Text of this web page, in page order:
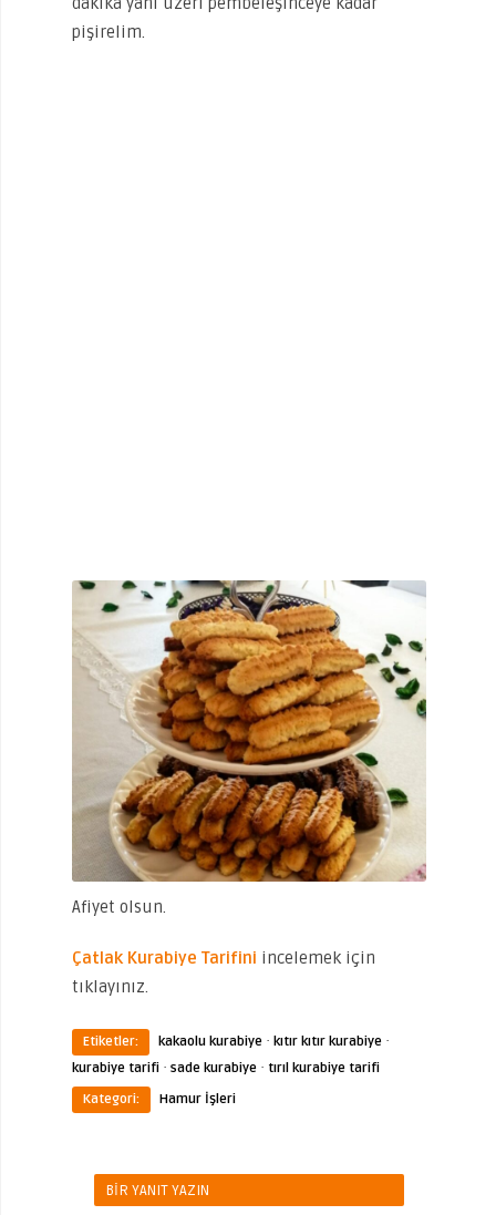
pişirelim.
Afiyet olsun.
Çatlak Kurabiye Tarifini incelemek için
tıklayınız.
Etiketler: kakaolu kurabiye · kıtır kıtır kurabiye ·
kurabiye tarifi · sade kurabiye · tırıl kurabiye tarifi
Kategori:
Hamur İşleri
BIR YANIT YAZIN